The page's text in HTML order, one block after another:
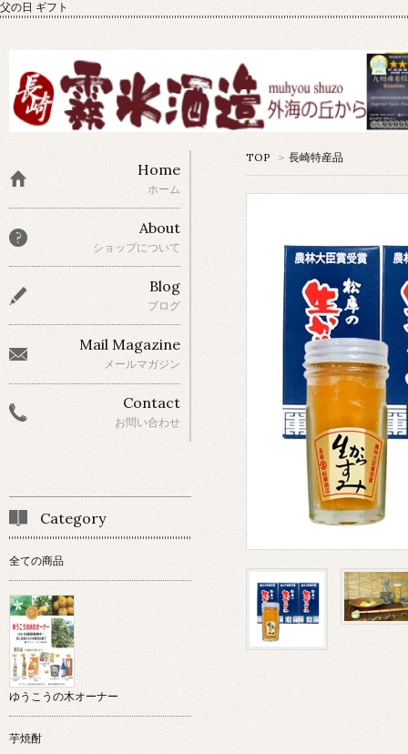
父の日 ギフト
TOP > 長崎特産品
Home
ホーム
About
ショップについて
Blog
ブログ
Mail Magazine
メールマガジン
Contact
お問い合わせ
Category
全ての商品
ゆうこうの木オーナー
芋焼酎